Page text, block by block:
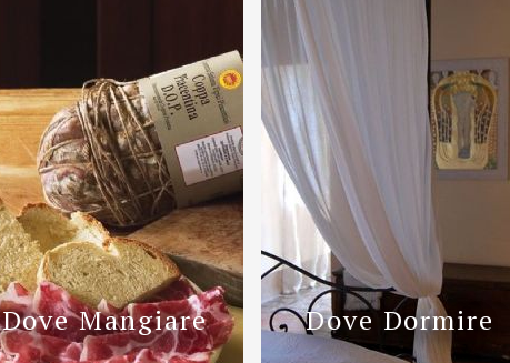
Dove Mangiare Dove Dormire